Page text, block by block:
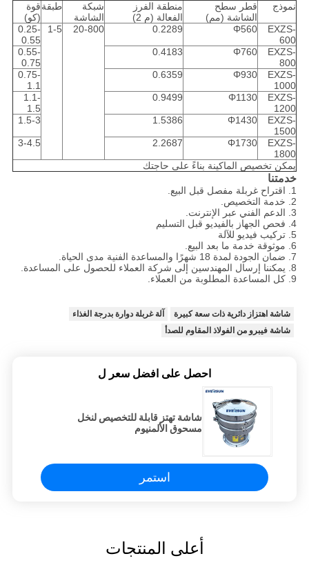
نموذج
قطر سطح
الشاشة (مم)
منطقة الفرز
الفعالة (م 2)
شبكة
الشاشة
طبقةقوة
(كو)
EXZS-
600
Φ560
0.2289
20-800
1-5
0.25-
0.55
EXZS-
800
Φ760
0.4183
0.55-
0.75
EXZS-
1000
Φ930
0.6359
0.75-
1.1
EXZS-
1200
Φ1130
0.9499
1.1-
1.5
EXZS-
1500
Φ1430
1.5386
1.5-3
EXZS-
1800
Φ1730
2.2687
3-4.5
يمكن تخصيص الماكينة بناءً على حاجتك
خدمتنا
1. اقتراح غربلة مفصل قبل البيع.
2. خدمة التخصيص.
3. الدعم الفني عبر الإنترنت.
4. فحص الجهاز بالفيديو قبل التسليم
5. تركيب فيديو للآلة
6. موثوقة خدمة ما بعد البيع.
7. ضمان الجودة لمدة 18 شهرًا والمساعدة الفنية مدى الحياة.
8. يمكننا إرسال المهندسين إلى شركة العملاء للحصول على المساعدة.
9. كل المساعدة المطلوبة من العملاء.
شاشة اهتزاز دائرية ذات سعة كبيرة
آلة غربلة دوارة بدرجة الغذاء
شاشة فيبرو من الفولاذ المقاوم للصدأ
احصل على افضل سعر ل
شاشة تهتز قابلة للتخصيص لنخل
مسحوق الألمنيوم
استمر
أعلى المنتجات